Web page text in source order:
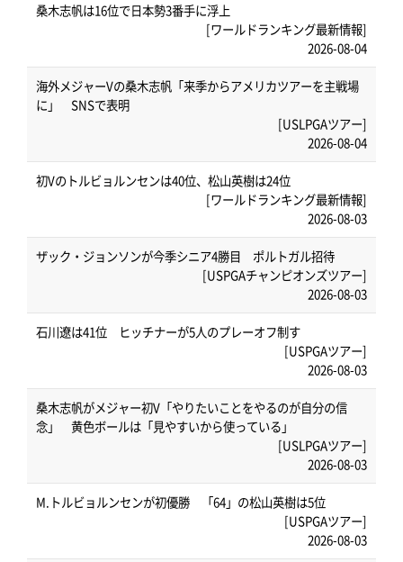
桑木志帆は16位で日本勢3番手に浮上
[ワールドランキング最新情報]
2026-08-04
海外メジャーVの桑木志帆「来季からアメリカツアーを主戦場
に」 SNSで表明
[USLPGAツアー]
2026-08-04
初Vのトルビョルンセンは40位、松山英樹は24位
[ワールドランキング最新情報]
2026-08-03
ザック・ジョンソンが今季シニア4勝目 ポルトガル招待
[USPGAチャンピオンズツアー]
2026-08-03
石川遼は41位 ヒッチナーが5人のプレーオフ制す
[USPGAツアー]
2026-08-03
桑木志帆がメジャー初V「やりたいことをやるのが自分の信
念」 黄色ボールは「見やすいから使っている」
[USLPGAツアー]
2026-08-03
M.トルビョルンセンが初優勝 「64」の松山英樹は5位
[USPGAツアー]
2026-08-03